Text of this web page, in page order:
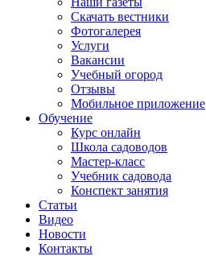
Скачать вестники
Фотогалерея
Услуги
Вакансии
Учебный огород
Отзывы
Мобильное приложение
Обучение
Курс онлайн
Школа садоводов
Мастер-класс
Учебник садовода
Конспект занятия
Статьи
Видео
Новости
Контакты